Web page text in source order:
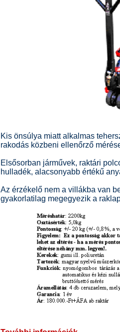
Kis önsúlya miatt alkalmas
rakodás közbeni ellenőrző
Elsősorban járművek, raktári
hulladék, alacsonyabb értékű
Az érzékelő nem a villákba van
gyakorlatilag megegyezik a